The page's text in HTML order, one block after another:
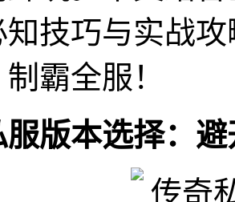
知技巧与实战
霸全服！
服版本选择：